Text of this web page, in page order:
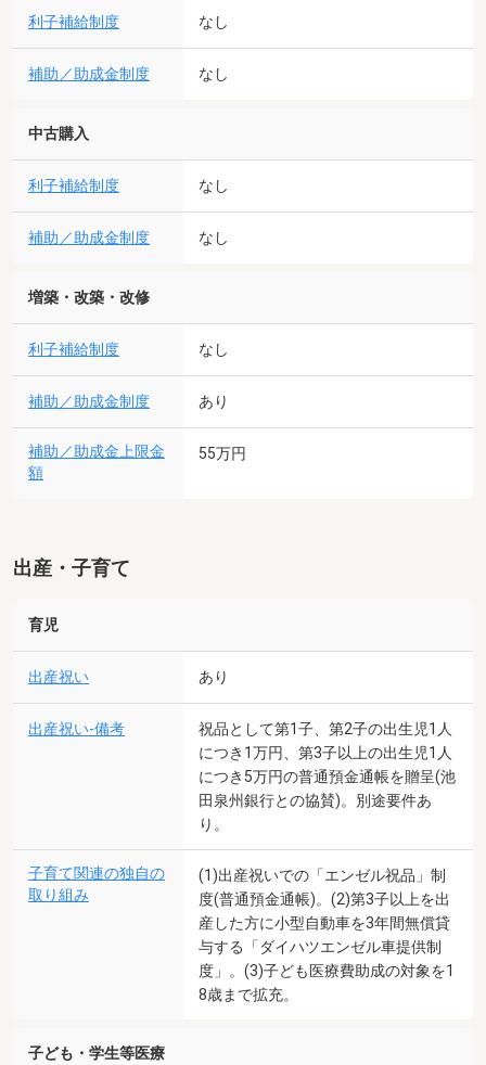
利子補給制度 なし
補助／助成金制度 なし
中古購入
利子補給制度 なし
補助／助成金制度 なし
増築・改築・改修
利子補給制度 なし
補助／助成金制度 あり
補助／助成金上限金
額
55万円
出産・子育て
育児
出産祝い あり
出産祝い-備考
祝品として第1子、第2子の出生児1人
につき1万円、第3子以上の出生児1人
につき5万円の普通預金通帳を贈呈(池
田泉州銀行との協賛)。別途要件あ
り。
子育て関連の独自の
取り組み
(1)出産祝いでの「エンゼル祝品」制
度(普通預金通帳)。(2)第3子以上を出
産した方に小型自動車を3年間無償貸
与する「ダイハツエンゼル車提供制
度」。(3)子ども医療費助成の対象を1
8歳まで拡充。
子ども・学生等医療